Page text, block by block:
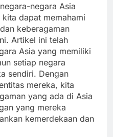
negara Asia
dapat memahami
keberagaman
Artikel ini telah
Asia yang memiliki
setiap negara
sendiri. Dengan
mereka, kita
yang ada di Asia
yang mereka
kemerdekaan dan